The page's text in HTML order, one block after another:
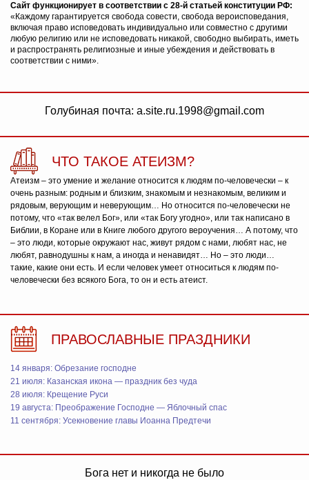
Сайт функционирует в соответствии с 28-й статьей конституции РФ:
«Каждому гарантируется свобода совести, свобода вероисповедания,
включая право исповедовать индивидуально или совместно с другими
любую религию или не исповедовать никакой, свободно выбирать, иметь
и распространять религиозные и иные убеждения и действовать в
соответствии с ними».
Голубиная почта: a.site.ru.1998@gmail.com
ЧТО ТАКОЕ АТЕИЗМ?
Атеизм – это умение и желание относится к людям по-человечески – к
очень разным: родным и близким, знакомым и незнакомым, великим и
рядовым, верующим и неверующим… Но относится по-человечески не
потому, что «так велел Бог», или «так Богу угодно», или так написано в
Библии, в Коране или в Книге любого другого вероучения… А потому, что
– это люди, которые окружают нас, живут рядом с нами, любят нас, не
любят, равнодушны к нам, а иногда и ненавидят… Но – это люди…
такие, какие они есть. И если человек умеет относиться к людям по-
человечески без всякого Бога, то он и есть атеист.
ПРАВОСЛАВНЫЕ ПРАЗДНИКИ
14 января: Обрезание господне
21 июля: Казанская икона — праздник без чуда
28 июля: Крещение Руси
19 августа: Преображение Господне — Яблочный спас
11 сентября: Усекновение главы Иоанна Предтечи
Бога нет и никогда не было